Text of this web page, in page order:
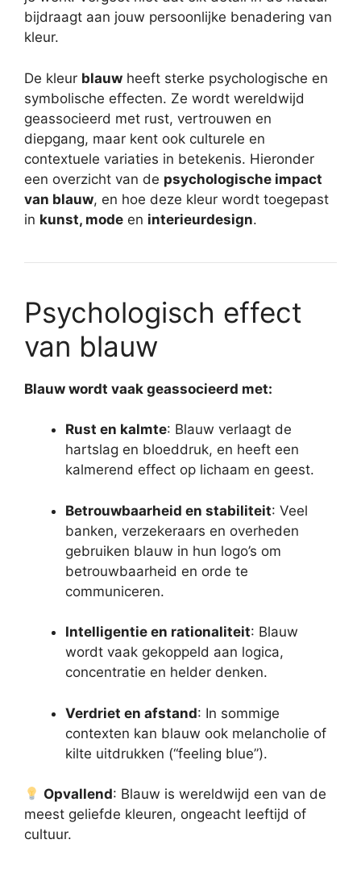
bijdraagt aan jouw persoonlijke benadering van
kleur.
De kleur blauw heeft sterke psychologische en
symbolische effecten. Ze wordt wereldwijd
geassocieerd met rust, vertrouwen en
diepgang, maar kent ook culturele en
contextuele variaties in betekenis. Hieronder
een overzicht van de psychologische impact
van blauw, en hoe deze kleur wordt toegepast
in kunst, mode en interieurdesign.
Psychologisch effect
van blauw
Blauw wordt vaak geassocieerd met:
Rust en kalmte: Blauw verlaagt de
hartslag en bloeddruk, en heeft een
kalmerend effect op lichaam en geest.
Betrouwbaarheid en stabiliteit: Veel
banken, verzekeraars en overheden
gebruiken blauw in hun logo’s om
betrouwbaarheid en orde te
communiceren.
Intelligentie en rationaliteit: Blauw
wordt vaak gekoppeld aan logica,
concentratie en helder denken.
Verdriet en afstand: In sommige
contexten kan blauw ook melancholie of
kilte uitdrukken (“feeling blue”).
Opvallend: Blauw is wereldwijd een van de
meest geliefde kleuren, ongeacht leeftijd of
cultuur.